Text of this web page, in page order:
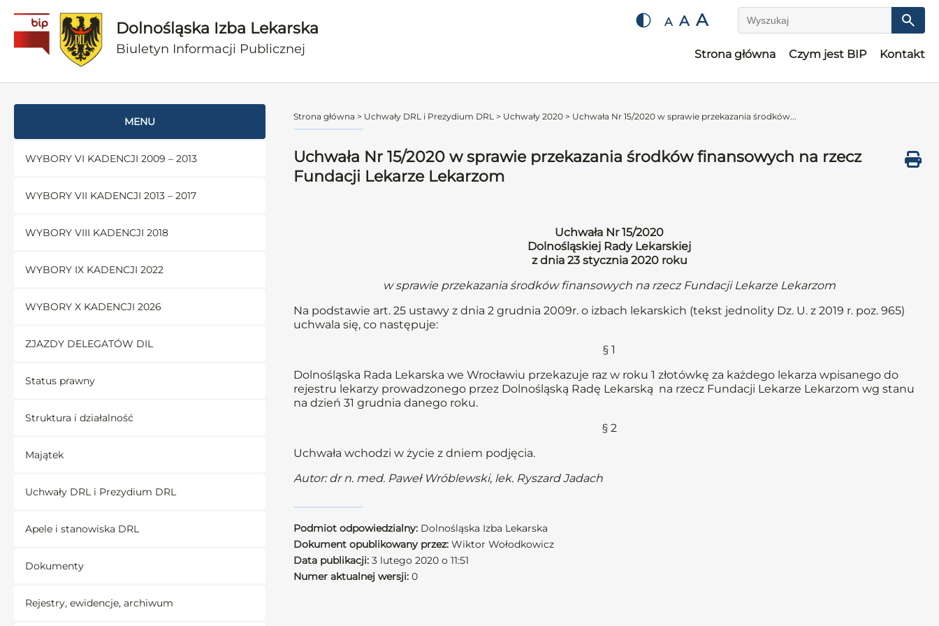
Dolnośląska Izba Lekarska
Biuletyn Informacji Publicznej
A A A Wyszukaj
Strona główna Czym jest BIP Kontakt
MENU
WYBORY VI KADENCJI 2009 – 2013
WYBORY VII KADENCJI 2013 – 2017
WYBORY VIII KADENCJI 2018
WYBORY IX KADENCJI 2022
WYBORY X KADENCJI 2026
ZJAZDY DELEGATÓW DIL
Status prawny
Struktura i działalność
Majątek
Uchwały DRL i Prezydium DRL
Apele i stanowiska DRL
Dokumenty
Rejestry, ewidencje, archiwum
Strona główna > Uchwały DRL i Prezydium DRL > Uchwały 2020 > Uchwała Nr 15/2020 w sprawie przekazania środków...
Uchwała Nr 15/2020 w sprawie przekazania środków finansowych na rzecz
Fundacji Lekarze Lekarzom
Uchwała Nr 15/2020
Dolnośląskiej Rady Lekarskiej
z dnia 23 stycznia 2020 roku
w sprawie przekazania środków finansowych na rzecz Fundacji Lekarze Lekarzom
Na podstawie art. 25 ustawy z dnia 2 grudnia 2009r. o izbach lekarskich (tekst jednolity Dz. U. z 2019 r. poz. 965)
uchwala się, co następuje:
§ 1
Dolnośląska Rada Lekarska we Wrocławiu przekazuje raz w roku 1 złotówkę za każdego lekarza wpisanego do
rejestru lekarzy prowadzonego przez Dolnośląską Radę Lekarską na rzecz Fundacji Lekarze Lekarzom wg stanu
na dzień 31 grudnia danego roku.
§ 2
Uchwała wchodzi w życie z dniem podjęcia.
Autor: dr n. med. Paweł Wróblewski, lek. Ryszard Jadach
Podmiot odpowiedzialny: Dolnośląska Izba Lekarska
Dokument opublikowany przez: Wiktor Wołodkowicz
Data publikacji: 3 lutego 2020 o 11:51
Numer aktualnej wersji: 0